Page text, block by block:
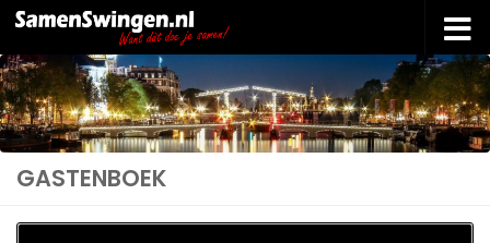
Doorgaan naar inhoud
GASTENBOEK